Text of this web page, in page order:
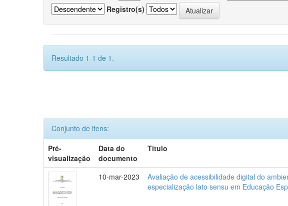
Registro(s)
Resultado 1-1 de 1.
Conjunto de itens:
Pré-
visualização
Data do
documento
Título
10-mar-2023
Avaliação de acessibilidade digital do
especialização lato sensu em Educação